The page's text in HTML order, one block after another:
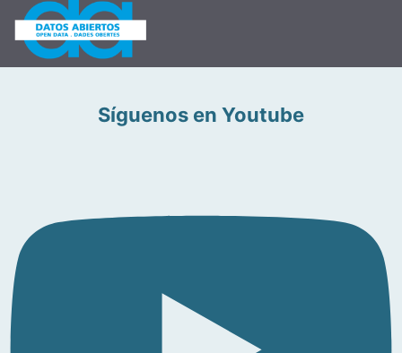
Síguenos en Youtube